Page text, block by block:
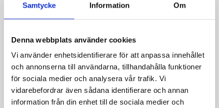
Samtycke Information Om
Denna webbplats använder cookies
Vi använder enhetsidentifierare för att anpassa innehållet
och annonserna till användarna, tillhandahålla funktioner
för sociala medier och analysera vår trafik. Vi
vidarebefordrar även sådana identifierare och annan
information från din enhet till de sociala medier och